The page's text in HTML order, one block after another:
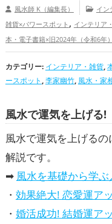
風水師 K（編集長） イン
雑貨×パワースポット , インテリア
本・電子書籍×旧2024年（令和6年）
家幽竹,本・電子書籍×風水・家相
ポットの開運グッズ,李家幽竹の開
ップ,結婚運アップ,仕事運アップ
カテゴリー: インテリア・雑貨,
ースポット,李家幽竹,風水・家
風水で運気を上げる!
風水で運気を上げる
解説です。
➡ 風水を基礎から学ぶ
・ 効果絶大! 恋愛運アップ
・ 婚活成功! 結婚運アップ